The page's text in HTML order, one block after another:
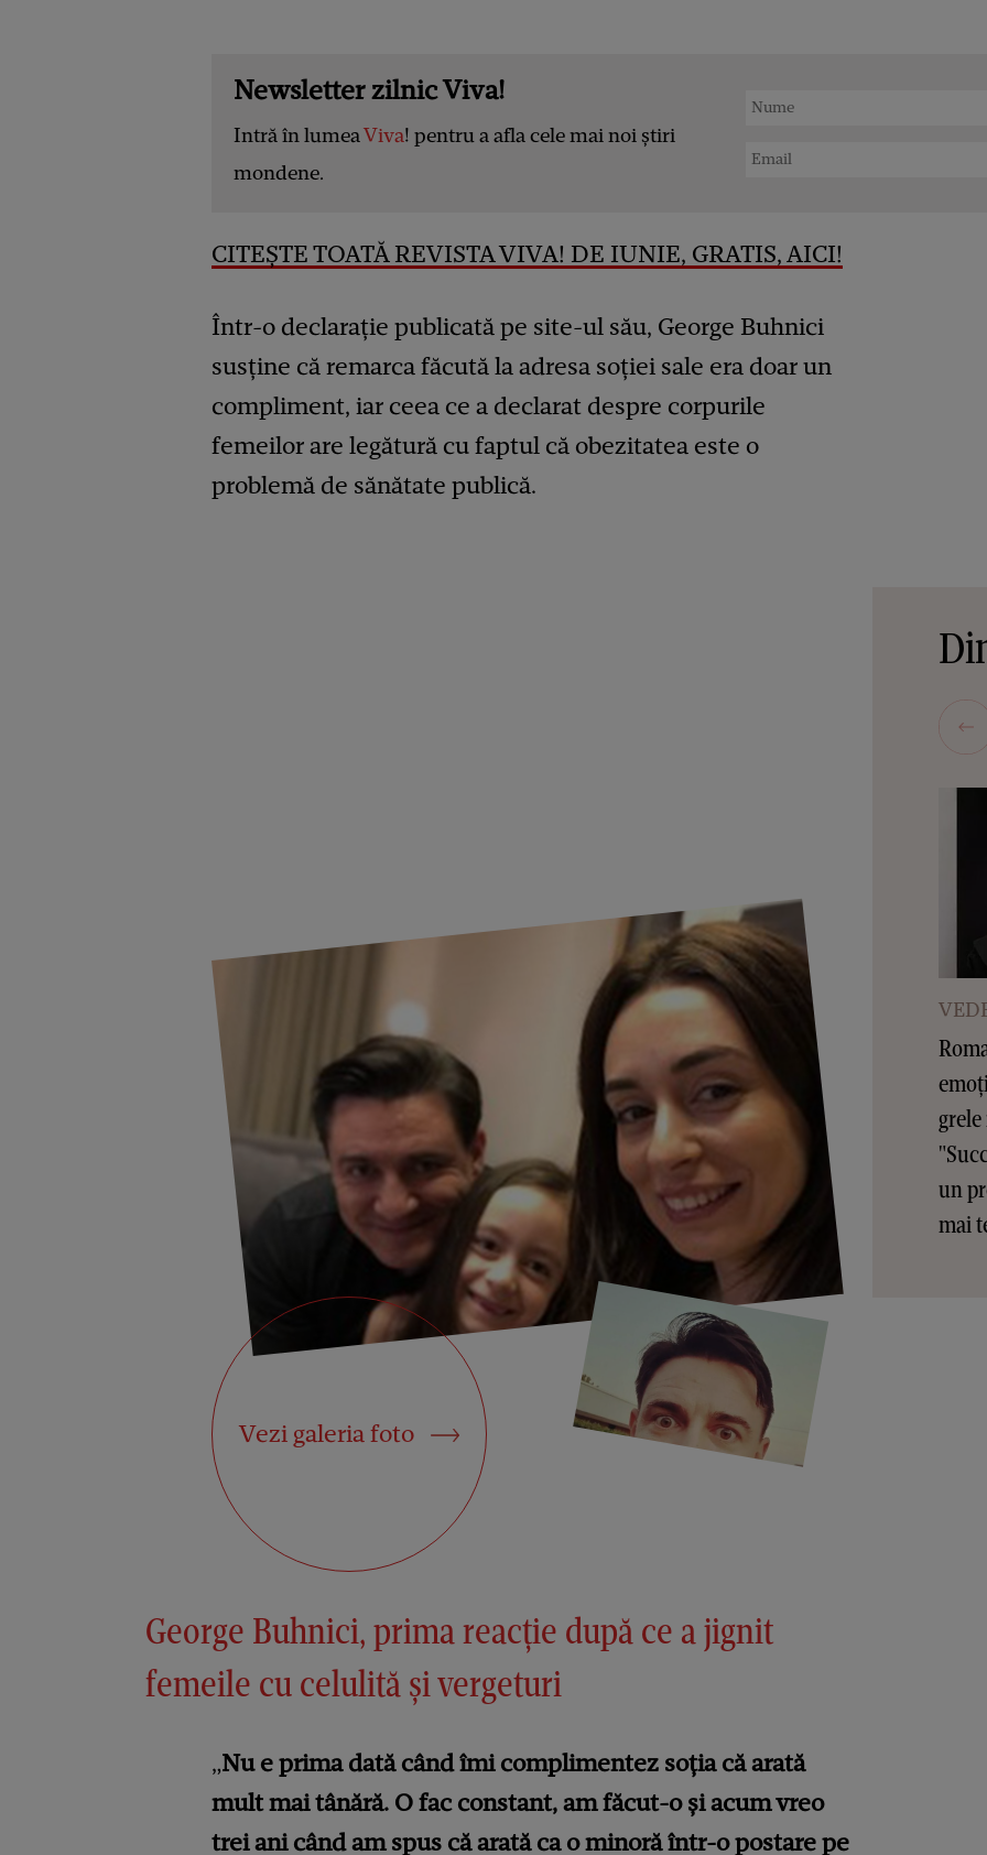
Newsletter zilnic Viva!
Intră în lumeaViva! pentru a afla cele mai noi știri
mondene.
CITEȘTE TOATĂ REVISTA VIVA! DE IUNIE, GRATIS, AICI!
Într-o declarație publicată pe site-ul său, George Buhnici
susține că remarca făcută la adresa soției sale era doar un
compliment, iar ceea ce a declarat despre corpurile
femeilor are legătură cu faptul că obezitatea este o
problemă de sănătate publică.
Vezi galeria foto
George Buhnici, prima reacție după ce a jignit
femeile cu celulită și vergeturi
„Nu e prima dată când îmi complimentez soția că arată
mult mai tânără. O fac constant, am făcut-o și acum vreo
trei ani când am spus că arată ca o minoră într-o postare pe
un
mai